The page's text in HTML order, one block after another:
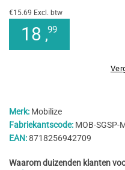
€15.69 Excl. btw
18 ,99
Merk: Mobilize
Fabriekantscode: MOB-SGSP-
EAN:8718256942709
Waarom duizenden klanten